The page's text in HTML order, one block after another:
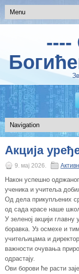
Акција
9. мај 2026.
Након успешно
ученика и учитеља
Од дела прикупљених
од сада красе наше
У зеленој акцији
боравка. Уз осмехе и
учитељицама и
важности очувања
одрастају.
Ови борови ће расти